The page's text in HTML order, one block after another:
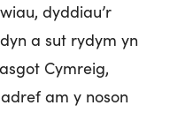
dyddiau’r
a sut rydym yn
Cymreig,
am y noson